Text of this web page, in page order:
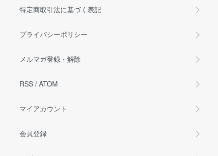
特定商取引法に基づく表記
プライバシーポリシー
メルマガ登録・解除
RSS / ATOM
マイアカウント
会員登録